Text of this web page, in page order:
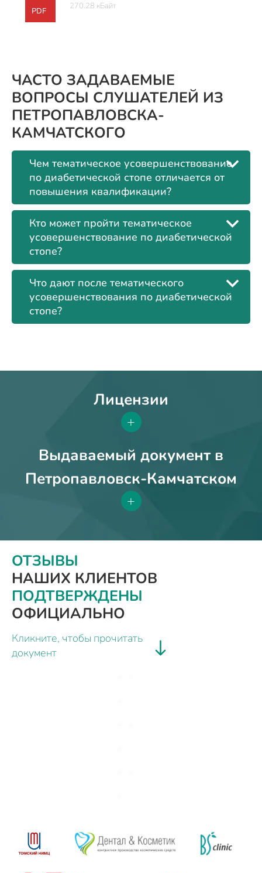
PDF 270.28 кБайт
ЧАСТО ЗАДАВАЕМЫЕ
ВОПРОСЫ СЛУШАТЕЛЕЙ ИЗ
ПЕТРОПАВЛОВСКА-
КАМЧАТСКОГО
Чем тематическое усовершенствование
по диабетической стопе отличается от
повышения квалификации?
Кто может пройти тематическое
усовершенствование по диабетической
стопе?
Что дают после тематического
усовершенствования по диабетической
стопе?
Лицензии
+
Выдаваемый документ в
Петропавловск-Камчатском
+
ОТЗЫВЫ
НАШИХ КЛИЕНТОВ
ПОДТВЕРЖДЕНЫ
ОФИЦИАЛЬНО
Кликните, чтобы прочитать
документ